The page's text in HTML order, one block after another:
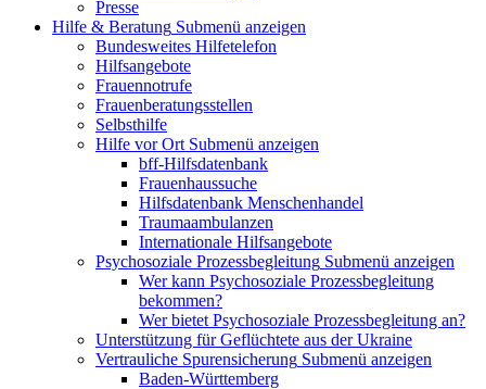
Presse
Hilfe & Beratung Submenü anzeigen
Bundesweites Hilfetelefon
Hilfsangebote
Frauennotrufe
Frauenberatungsstellen
Selbsthilfe
Hilfe vor Ort Submenü anzeigen
bff-Hilfsdatenbank
Frauenhaussuche
Hilfsdatenbank Menschenhandel
Traumaambulanzen
Internationale Hilfsangebote
Psychosoziale Prozessbegleitung Submenü anzeigen
Wer kann Psychosoziale Prozessbegleitung
bekommen?
Wer bietet Psychosoziale Prozessbegleitung an?
Unterstützung für Geflüchtete aus der Ukraine
Vertrauliche Spurensicherung Submenü anzeigen
Baden-Württemberg